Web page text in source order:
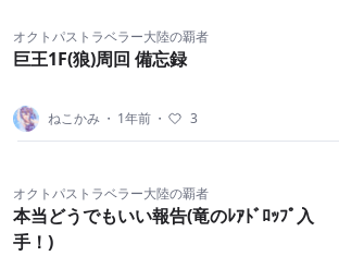
オクトパストラベラー大陸の覇者
巨王1F(狼)周回 備忘録
ねこかみ ・ 1年前 ・ 3
オクトパストラベラー大陸の覇者
本当どうでもいい報告(竜のﾚｱﾄﾞﾛｯﾌﾟ入
手！)